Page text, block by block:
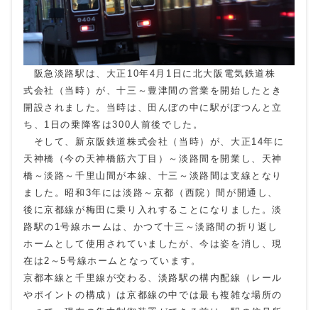
阪急淡路駅は、大正10年4月1日に北大阪電気鉄道株
式会社（当時）が、十三～豊津間の営業を開始したとき
開設されました。当時は、田んぼの中に駅がぽつんと立
ち、1日の乗降客は300人前後でした。
そして、新京阪鉄道株式会社（当時）が、大正14年に
天神橋（今の天神橋筋六丁目）～淡路間を開業し、天神
橋～淡路～千里山間が本線、十三～淡路間は支線となり
ました。昭和3年には淡路～京都（西院）間が開通し、
後に京都線が梅田に乗り入れすることになりました。淡
路駅の1号線ホームは、かつて十三～淡路間の折り返し
ホームとして使用されていましたが、今は姿を消し、現
在は2～5号線ホームとなっています。
京都本線と千里線が交わる、淡路駅の構内配線（レール
やポイントの構成）は京都線の中では最も複雑な場所の